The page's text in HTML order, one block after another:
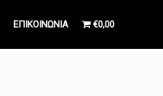
ΕΠΙΚΟΙΝΩΝΙΑ €0,00